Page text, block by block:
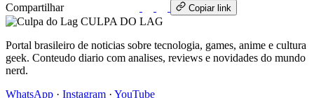
Compartilhar
Copiar link
CULPA DO LAG
Portal brasileiro de noticias sobre tecnologia, games, anime e cultura
geek. Conteudo diario com analises, reviews e novidades do mundo
nerd.
WhatsApp · Instagram · YouTube